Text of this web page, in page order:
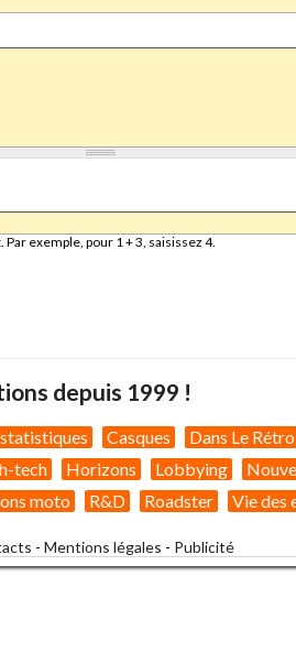
exemple, pour 1 + 3, saisissez 4.
depuis 1999 !
Casques Dans Le Rétro
tech Horizons Lobbying
moto R&D Roadster Vie des
- Mentions légales - Publicité